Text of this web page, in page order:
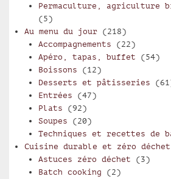
Permaculture, agriculture
(5)
Au menu du jour (218)
Accompagnements (22)
Apéro, tapas, buffet (54)
Boissons (12)
Desserts et pâtisseries
Entrées (47)
Plats (92)
Soupes (20)
Techniques et recettes de
Cuisine durable et zéro déchet
Astuces zéro déchet (3)
Batch cooking (2)